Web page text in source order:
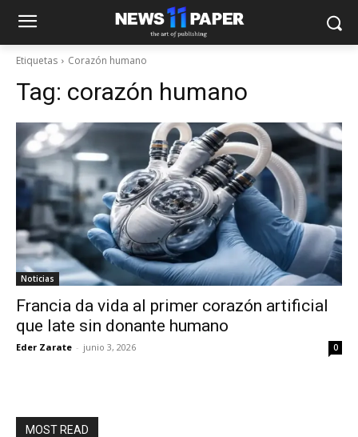
Etiquetas Corazón humano
Tag: corazón humano
Noticias
Francia da vida al primer corazón artificial
que late sin donante humano
Eder Zarate - junio 3, 2026 0
MOST READ